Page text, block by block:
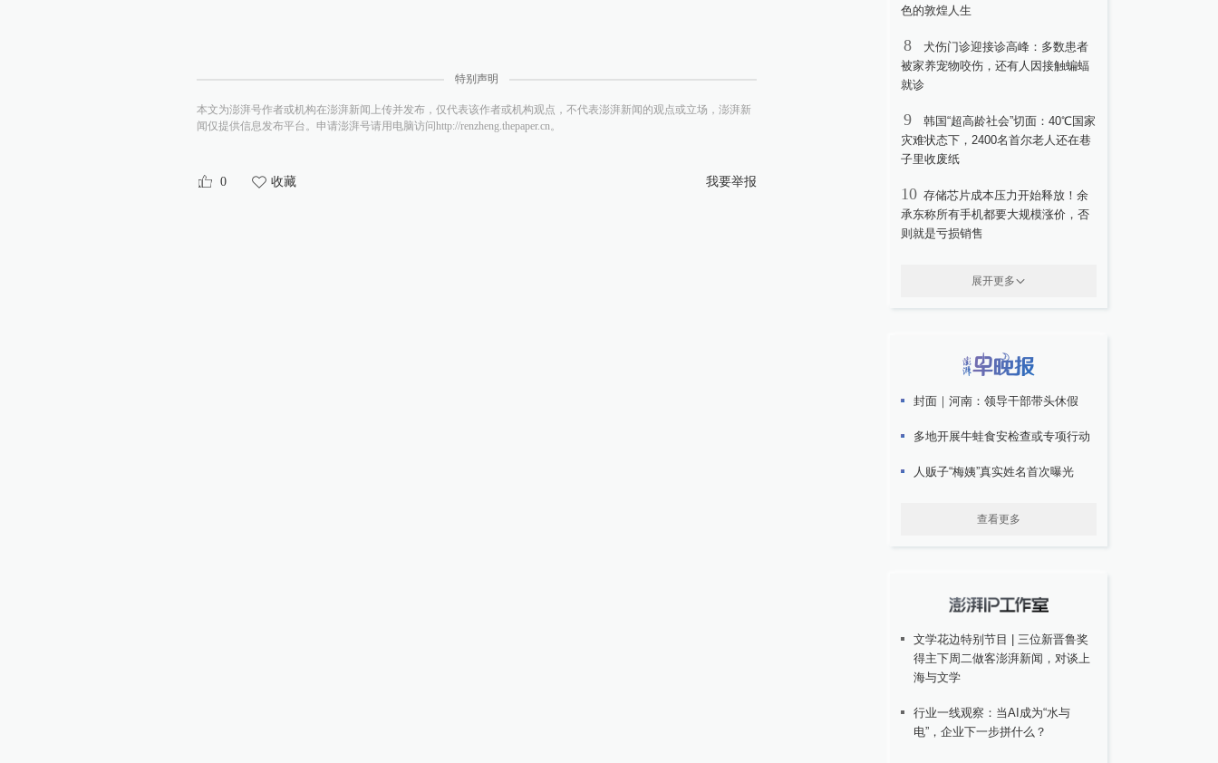
特别声明
本文为澎湃号作者或机构在澎湃新闻上传并发布，仅代表该作者或机构观点，不代表澎湃新闻的观点或立场，澎湃新
闻仅提供信息发布平台。申请澎湃号请用电脑访问http://renzheng.thepaper.cn。
0 收藏 我要举报
色的敦煌人生
8
犬伤门诊迎接诊高峰：多数患者
被家养宠物咬伤，还有人因接触蝙蝠
就诊
9
韩国“超高龄社会”切面：40℃国家
灾难状态下，2400名首尔老人还在巷
子里收废纸
10 存储芯片成本压力开始释放！余
承东称所有手机都要大规模涨价，否
则就是亏损销售
展开更多
封面｜河南：领导干部带头休假
多地开展牛蛙食安检查或专项行动
人贩子“梅姨”真实姓名首次曝光
查看更多
文学花边特别节目 | 三位新晋鲁奖
得主下周二做客澎湃新闻，对谈上
海与文学
行业一线观察：当AI成为“水与
电”，企业下一步拼什么？